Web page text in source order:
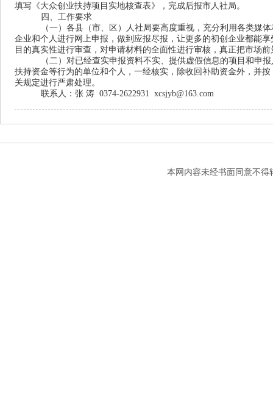
填写《大众创业扶持项目实地核查表》，完成后报市人社局。
四、工作要求
（一）各县（市、区）人社局要高度重视，充分利用各类媒
企业和个人进行网上申报，做到应报尽报，让更多的初创企业都能
目的真实性进行审查，对申请材料的全面性进行审核，真正把市场
（二）对已经查实申报资料不实、提供虚假信息的项目和申
扶持资金等行为的单位和个人，一经核实，除收回补助资金外，并
关规定进行严肃处理。
联系人：张 涛 0374-2622931 xcsjyb@163.com
本网内容未经书面同意不得